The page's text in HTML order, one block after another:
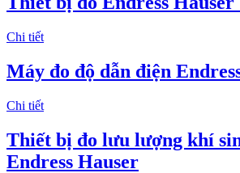
Chi tiết
Máy đo độ dẫn điện
Chi tiết
Thiết bị đo lưu lượng khí
Endress Hauser